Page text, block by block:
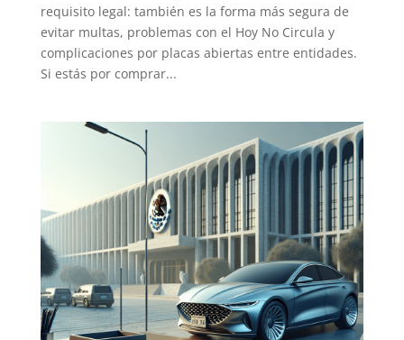
requisito legal: también es la forma más segura de
evitar multas, problemas con el Hoy No Circula y
complicaciones por placas abiertas entre entidades.
Si estás por comprar...